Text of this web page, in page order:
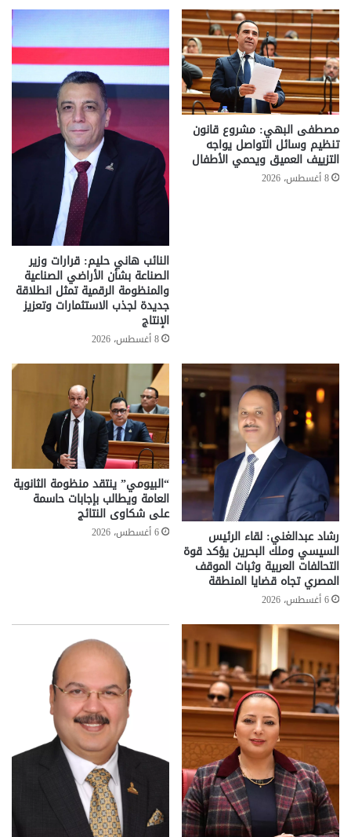
مصطفى البهي: مشروع قانون
تنظيم وسائل التواصل يواجه
التزييف العميق ويحمي الأطفال
8 أغسطس، 2026
النائب هاني حليم: قرارات وزير
الصناعة بشأن الأراضي الصناعية
والمنظومة الرقمية تمثل انطلاقة
جديدة لجذب الاستثمارات وتعزيز
الإنتاج
8 أغسطس، 2026
رشاد عبدالغني: لقاء الرئيس
السيسي وملك البحرين يؤكد قوة
التحالفات العربية وثبات الموقف
المصري تجاه قضايا المنطقة
6 أغسطس، 2026
“البيومي” ينتقد منظومة الثانوية
العامة ويطالب بإجابات حاسمة
على شكاوى النتائج
6 أغسطس، 2026